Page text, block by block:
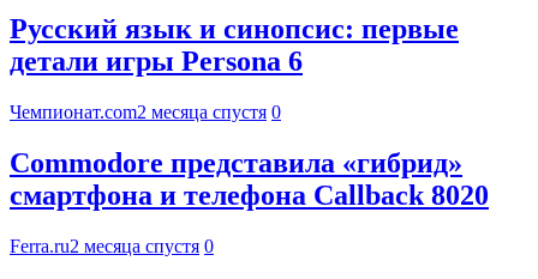
Русский язык и синопсис: первые
детали игры Persona 6
Чемпионат.com2 месяца спустя 0
Commodore представила «гибрид»
смартфона и телефона Callback 8020
Ferra.ru2 месяца спустя 0